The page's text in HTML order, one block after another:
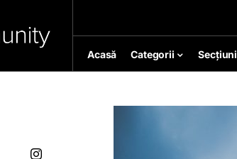
Acasă Categorii Secțiuni